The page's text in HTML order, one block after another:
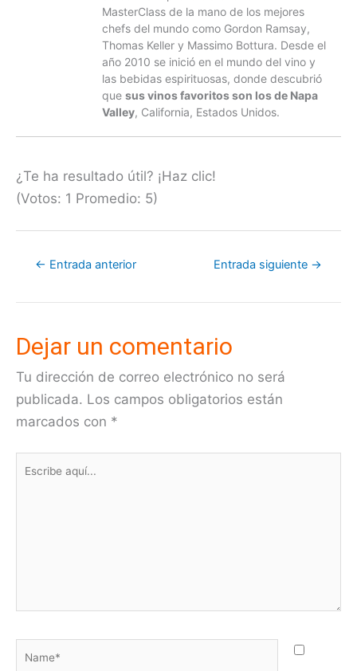
MasterClass de la mano de los mejores
chefs del mundo como Gordon Ramsay,
Thomas Keller y Massimo Bottura. Desde el
año 2010 se inició en el mundo del vino y
las bebidas espirituosas, donde descubrió
que sus vinos favoritos son los de Napa
Valley, California, Estados Unidos.
¿Te ha resultado útil? ¡Haz clic!
(Votos: 1 Promedio: 5)
← Entrada anterior Entrada siguiente →
Dejar un comentario
Tu dirección de correo electrónico no será
publicada. Los campos obligatorios están
marcados con *
Escribe
Name*